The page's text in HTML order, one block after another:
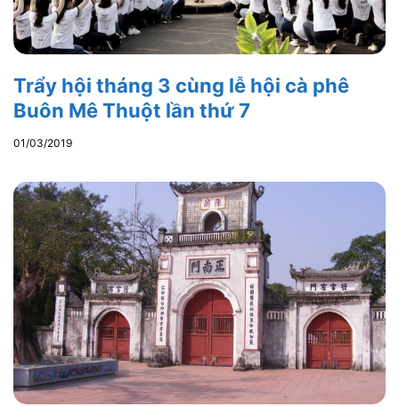
Trẩy hội tháng 3 cùng lễ hội cà phê
Buôn Mê Thuột lần thứ 7
01/03/2019